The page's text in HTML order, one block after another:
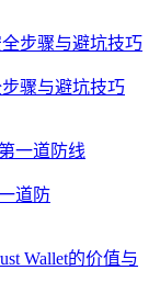
骤与避坑技巧
道防